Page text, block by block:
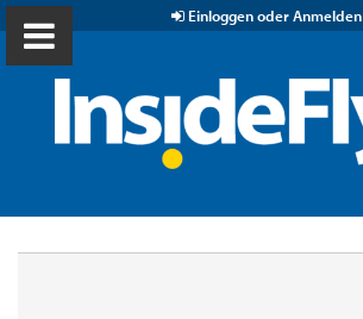
Einloggen oder Anmelden